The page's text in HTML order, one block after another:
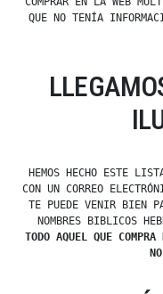
QUE NO TENÍA
HEMOS HECHO ESTE
CON UN CORREO
TE PUEDE VENIR BIEN
NOMBRES BIBLICOS
TODO AQUEL QUE